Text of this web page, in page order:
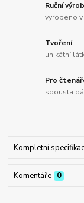
Ruční
vyrobeno
Tvoření
unikátní
Pro
spousta
Kompletní
Komentáře 0